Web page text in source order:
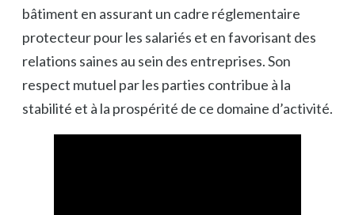
bâtiment en assurant un cadre réglementaire
protecteur pour les salariés et en favorisant des
relations saines au sein des entreprises. Son
respect mutuel par les parties contribue à la
stabilité et à la prospérité de ce domaine d’activité.